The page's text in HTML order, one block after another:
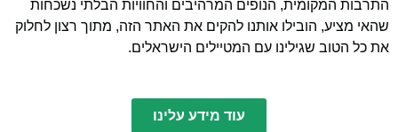
התרבות המקומית, הנופים המרהיבים והחוויות הבלתי נשכחות
שהאי מציע, הובילו אותנו להקים את האתר הזה, מתוך רצון לחלוק
את כל הטוב שגילינו עם המטיילים הישראלים.
עוד מידע עלינו